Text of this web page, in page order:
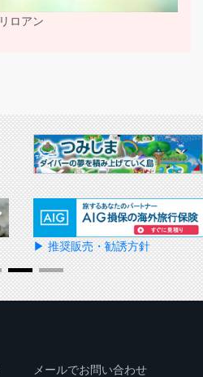
リロアン
▶ 推奨販売・勧誘方針
メールでお問い合わせ